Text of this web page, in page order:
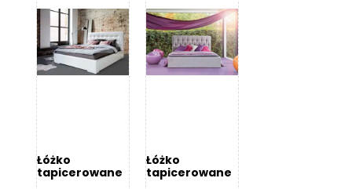
Łóżko
tapicerowane
Łóżko
tapicerowane